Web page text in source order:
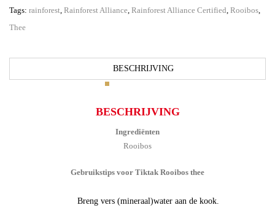
Tags: rainforest, Rainforest Alliance, Rainforest Alliance Certified, Rooibos,
Thee
BESCHRIJVING
BESCHRIJVING
Ingrediënten
Rooibos
Gebruikstips voor Tiktak Rooibos thee
Breng vers (mineraal)water aan de kook.